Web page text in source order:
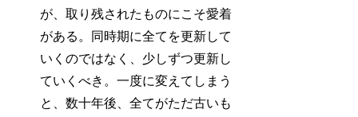
が、取り残されたものにこそ愛着
がある。同時期に全てを更新して
いくのではなく、少しずつ更新し
ていくべき。一度に変えてしまう
と、数十年後、全てがただ古いも